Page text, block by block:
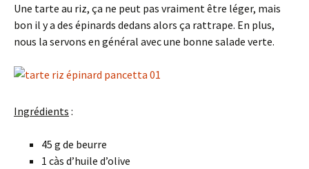
Une tarte au riz, ça ne peut pas vraiment être léger, mais
bon il y a des épinards dedans alors ça rattrape. En plus,
nous la servons en général avec une bonne salade verte.
Ingrédients :
45 g de beurre
1 càs d’huile d’olive